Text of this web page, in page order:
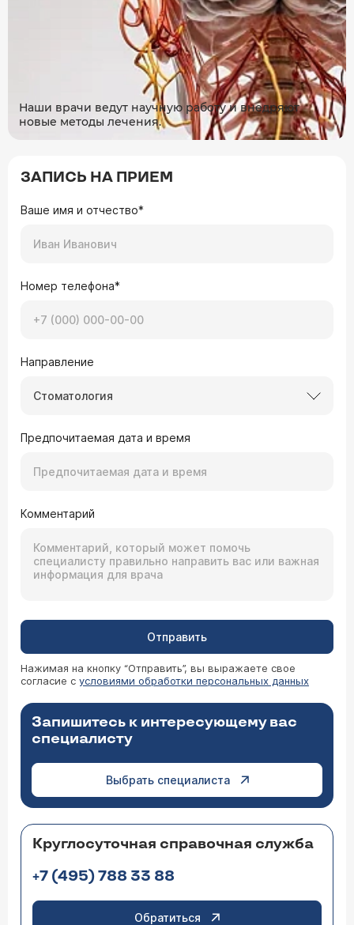
Наши врачи ведут научную работу и внедряют
новые методы лечения.
ЗАПИСЬ НА ПРИЕМ
Ваше имя и отчество*
Номер телефона*
Направление
Стоматология
Предпочитаемая дата и время
Комментарий
Отправить
Нажимая на кнопку “Отправить”, вы выражаете свое
согласие с условиями обработки персональных данных
Запишитесь к интересующему вас
специалисту
Выбрать специалиста
Круглосуточная справочная служба
+7 (495) 788 33 88
Обратиться